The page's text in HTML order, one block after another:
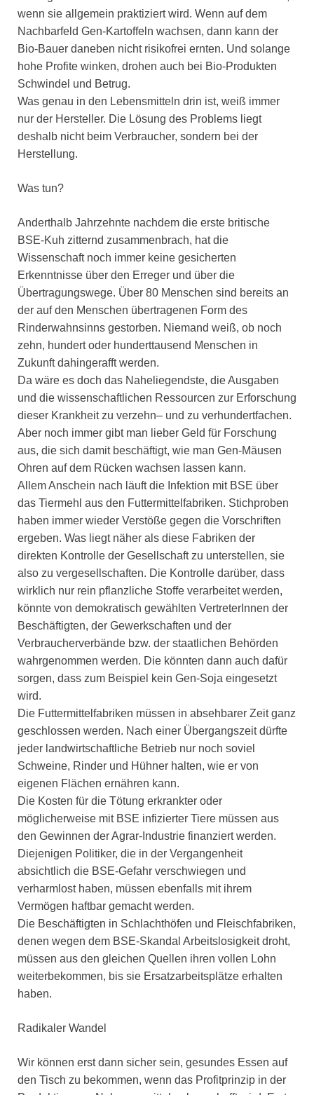
wenn sie allgemein praktiziert wird. Wenn auf dem
Nachbarfeld Gen-Kartoffeln wachsen, dann kann der
Bio-Bauer daneben nicht risikofrei ernten. Und solange
hohe Profite winken, drohen auch bei Bio-Produkten
Schwindel und Betrug.
Was genau in den Lebensmitteln drin ist, weiß immer
nur der Hersteller. Die Lösung des Problems liegt
deshalb nicht beim Verbraucher, sondern bei der
Herstellung.
Was tun?
Anderthalb Jahrzehnte nachdem die erste britische
BSE-Kuh zitternd zusammenbrach, hat die
Wissenschaft noch immer keine gesicherten
Erkenntnisse über den Erreger und über die
Übertragungswege. Über 80 Menschen sind bereits an
der auf den Menschen übertragenen Form des
Rinderwahnsinns gestorben. Niemand weiß, ob noch
zehn, hundert oder hunderttausend Menschen in
Zukunft dahingerafft werden.
Da wäre es doch das Naheliegendste, die Ausgaben
und die wissenschaftlichen Ressourcen zur Erforschung
dieser Krankheit zu verzehn– und zu verhundertfachen.
Aber noch immer gibt man lieber Geld für Forschung
aus, die sich damit beschäftigt, wie man Gen-Mäusen
Ohren auf dem Rücken wachsen lassen kann.
Allem Anschein nach läuft die Infektion mit BSE über
das Tiermehl aus den Futtermittelfabriken. Stichproben
haben immer wieder Verstöße gegen die Vorschriften
ergeben. Was liegt näher als diese Fabriken der
direkten Kontrolle der Gesellschaft zu unterstellen, sie
also zu vergesellschaften. Die Kontrolle darüber, dass
wirklich nur rein pflanzliche Stoffe verarbeitet werden,
könnte von demokratisch gewählten VertreterInnen der
Beschäftigten, der Gewerkschaften und der
Verbraucherverbände bzw. der staatlichen Behörden
wahrgenommen werden. Die könnten dann auch dafür
sorgen, dass zum Beispiel kein Gen-Soja eingesetzt
wird.
Die Futtermittelfabriken müssen in absehbarer Zeit ganz
geschlossen werden. Nach einer Übergangszeit dürfte
jeder landwirtschaftliche Betrieb nur noch soviel
Schweine, Rinder und Hühner halten, wie er von
eigenen Flächen ernähren kann.
Die Kosten für die Tötung erkrankter oder
möglicherweise mit BSE infizierter Tiere müssen aus
den Gewinnen der Agrar-Industrie finanziert werden.
Diejenigen Politiker, die in der Vergangenheit
absichtlich die BSE-Gefahr verschwiegen und
verharmlost haben, müssen ebenfalls mit ihrem
Vermögen haftbar gemacht werden.
Die Beschäftigten in Schlachthöfen und Fleischfabriken,
denen wegen dem BSE-Skandal Arbeitslosigkeit droht,
müssen aus den gleichen Quellen ihren vollen Lohn
weiterbekommen, bis sie Ersatzarbeitsplätze erhalten
haben.
Radikaler Wandel
Wir können erst dann sicher sein, gesundes Essen auf
den Tisch zu bekommen, wenn das Profitprinzip in der